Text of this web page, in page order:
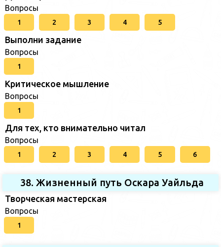
Вопросы
1 2 3 4 5
Выполни задание
Вопросы
1
Критическое мышление
Вопросы
1
Для тех, кто внимательно читал
Вопросы
1 2 3 4 5 6
38. Жизненный путь Оскара Уайльда
Творческая мастерская
Вопросы
1